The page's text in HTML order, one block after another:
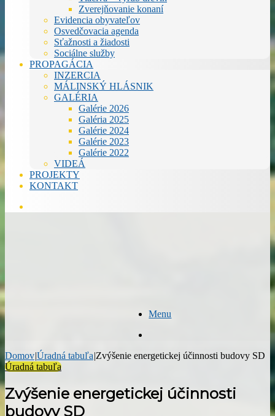
Zverejňovanie konaní
Evidencia obyvateľov
Osvedčovacia agenda
Sťažnosti a žiadosti
Sociálne služby
PROPAGÁCIA
INZERCIA
MÁLINSKÝ HLÁSNIK
GALÉRIA
Galérie 2026
Galéria 2025
Galérie 2024
Galérie 2023
Galérie 2022
VIDEÁ
PROJEKTY
KONTAKT
Menu
Domov|Úradná tabuľa|Zvýšenie energetickej účinnosti budovy SD
Úradná tabuľa
Zvýšenie energetickej účinnosti
budovy SD